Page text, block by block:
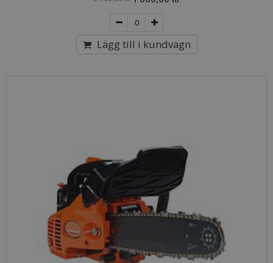
Price
Lägg till i kundvagn